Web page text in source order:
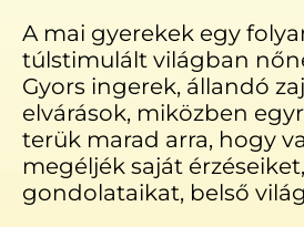
A mai gyerekek egy
túlstimulált világban
Gyors ingerek, állandó
elvárások, miközben
terük marad arra, hogy
megéljék saját érzéseiket,
gondolataikat, belső